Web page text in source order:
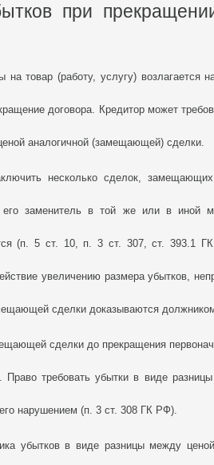
при
на товар (работу, услугу) возлагается
договора. Кредитор может
аналогичной (замещающей) сделки.
несколько сделок,
заменитель в той же или в иной
(п. 5 ст. 10, п. 3 ст. 307, ст. 393.1
увеличению размера убытков,
сделки доказываются
сделки до прекращения
Право требовать убытки в виде
нарушением (п. 3 ст. 308 ГК РФ).
убытков в виде разницы между